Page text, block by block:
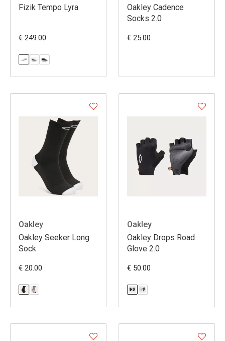
Fizik Tempo Lyra
€ 249.00
Oakley Cadence
Socks 2.0
€ 25.00
Oakley
Oakley Seeker Long
Sock
€ 20.00
Oakley
Oakley Drops Road
Glove 2.0
€ 50.00